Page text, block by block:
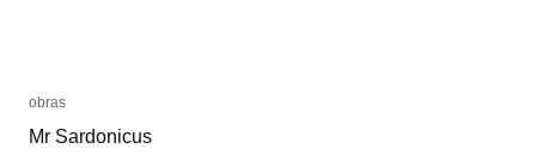
obras
Mr Sardonicus
obras
Mr Sardonicus